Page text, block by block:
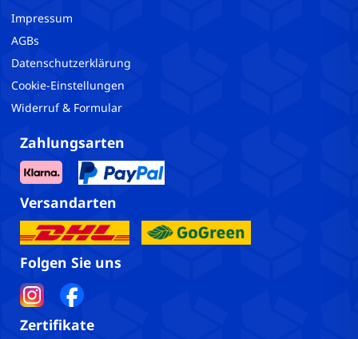
Impressum
AGBs
Datenschutzerklärung
Cookie-Einstellungen
Widerruf & Formular
Zahlungsarten
Versandarten
Folgen Sie uns
Zertifikate